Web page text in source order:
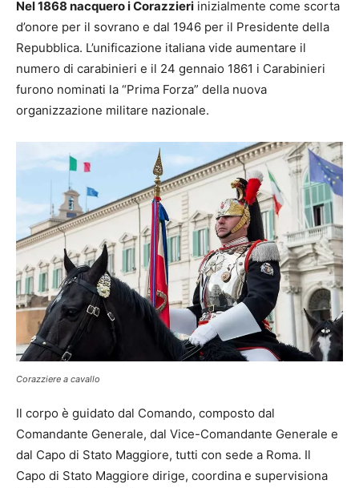
Nel 1868 nacquero i Corazzieri inizialmente come scorta
d’onore per il sovrano e dal 1946 per il Presidente della
Repubblica. L’unificazione italiana vide aumentare il
numero di carabinieri e il 24 gennaio 1861 i Carabinieri
furono nominati la “Prima Forza” della nuova
organizzazione militare nazionale.
Corazziere a cavallo
Il corpo è guidato dal Comando, composto dal
Comandante Generale, dal Vice-Comandante Generale e
dal Capo di Stato Maggiore, tutti con sede a Roma. Il
Capo di Stato Maggiore dirige, coordina e supervisiona